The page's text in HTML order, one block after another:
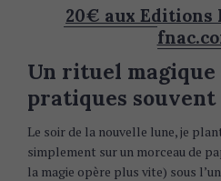
20€ aux Editions
Un rituel magique
pratiques souvent
Le soir de la nouvelle lune, je
simplement sur un morceau de
la magie opère plus vite) sous